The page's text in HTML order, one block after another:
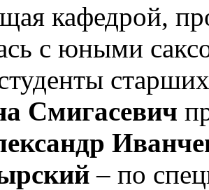
кафедрой,
с юными
Смигасевич
– по